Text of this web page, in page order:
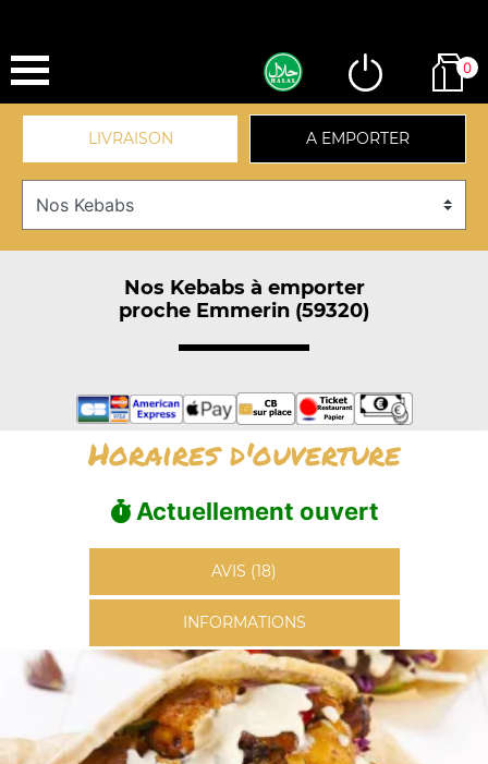
0
LIVRAISON A EMPORTER
Nos Kebabs à emporter
proche Emmerin (59320)
Horaires d'ouverture
Actuellement ouvert
AVIS (18)
INFORMATIONS